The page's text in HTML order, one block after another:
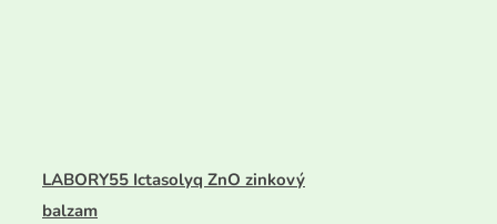
LABORY55 Ictasolyq ZnO zinkový
balzam